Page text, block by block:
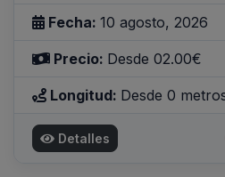
Fecha: 10 agosto, 2026
Precio: Desde 02.00€
Longitud: Desde 0
Detalles